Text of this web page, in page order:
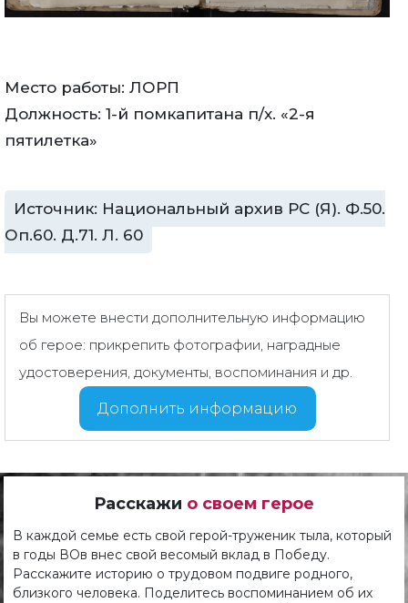
Место работы: ЛОРП
Должность: 1-й помкапитана п/х. «2-я
пятилетка»
Источник: Национальный архив РС (Я). Ф.50.
Оп.60. Д.71. Л. 60
Вы можете внести дополнительную информацию
об герое: прикрепить фотографии, наградные
удостоверения, документы, воспоминания и др.
Дополнить информацию
Расскажи о своем герое
В каждой семье есть свой герой-труженик тыла, который
в годы ВОв внес свой весомый вклад в Победу.
Расскажите историю о трудовом подвиге родного,
близкого человека. Поделитесь воспоминанием об их